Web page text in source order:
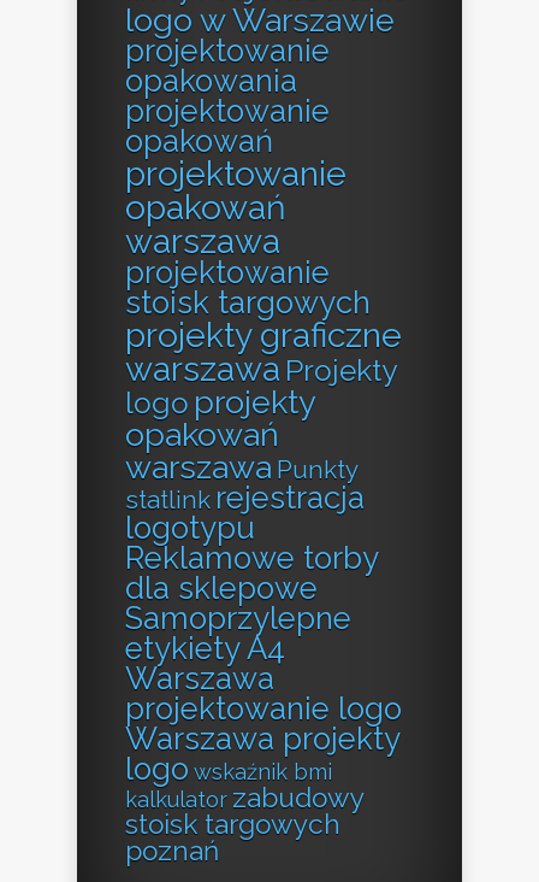
logo w Warszawie
projektowanie
opakowania
projektowanie
opakowań
projektowanie
opakowań
warszawa
projektowanie
stoisk targowych
projekty graficzne
warszawa Projekty
logo projekty
opakowań
warszawa Punkty
statlink rejestracja
logotypu
Reklamowe torby
dla sklepowe
Samoprzylepne
etykiety A4
Warszawa
projektowanie logo
Warszawa projekty
logo wskaźnik bmi
kalkulator zabudowy
stoisk targowych
poznań